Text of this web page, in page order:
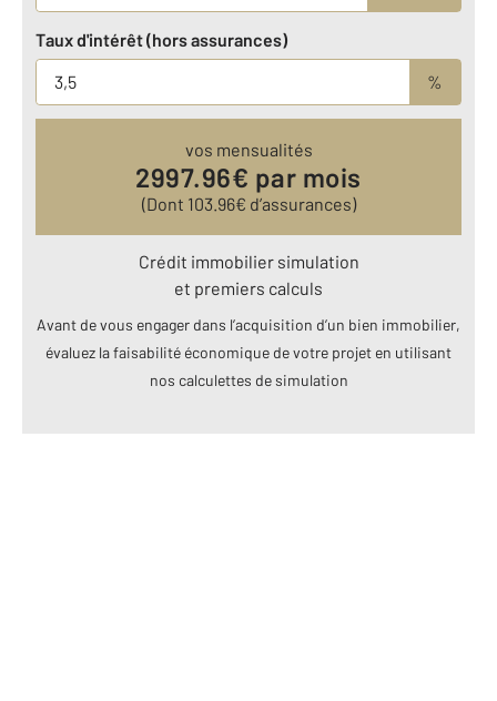
Taux d'intérêt (hors assurances)
%
vos mensualités
2997.96€ par mois
(Dont 103.96€ d’assurances)
Crédit immobilier simulation
et premiers calculs
Avant de vous engager dans l’acquisition d’un bien immobilier,
évaluez la faisabilité économique de votre projet en utilisant
nos calculettes de simulation